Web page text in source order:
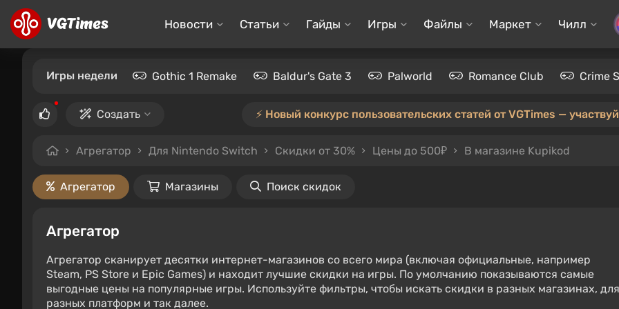
Новости Статьи Гайды Игры Файлы Маркет Чилл
Игры недели Gothic 1 Remake Baldur's Gate 3 Palworld Romance Club Crime
Создать ⚡️ Новый конкурс пользовательских статей от VGTimes —
Агрегатор Для Nintendo Switch Скидки от 30% Цены до 500₽ В магазине Kupikod
Агрегатор Магазины Поиск скидок
Агрегатор
Агрегатор сканирует десятки интернет-магазинов со всего мира (включая официальные, например
Steam, PS Store и Epic Games) и находит лучшие скидки на игры. По умолчанию показываются самые
выгодные цены на популярные игры. Используйте фильтры, чтобы искать скидки в разных магазинах, для
разных платформ и так далее.